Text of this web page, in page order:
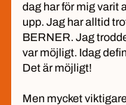
dag har för mig varit
upp. Jag har alltid
BERNER. Jag
var möjligt. Idag
Det är möjligt!
Men mycket